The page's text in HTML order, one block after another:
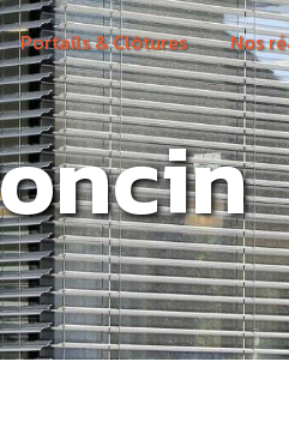
Portails & Clôtures Nos